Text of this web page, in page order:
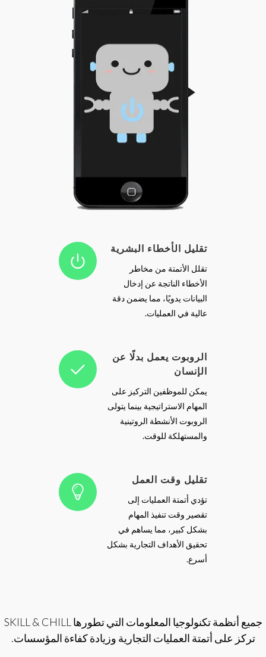
تقليل الأخطاء البشرية
تقلل الأتمتة من مخاطر
الأخطاء الناتجة عن إدخال
البيانات يدويًا، مما يضمن دقة
عالية في العمليات.
الروبوت يعمل بدلًا عن
الإنسان
يمكن للموظفين التركيز على
المهام الاستراتيجية بينما يتولى
الروبوت الأنشطة الروتينية
والمستهلكة للوقت.
تقليل وقت العمل
تؤدي أتمتة العمليات إلى
تقصير وقت تنفيذ المهام
بشكل كبير، مما يساهم في
تحقيق الأهداف التجارية بشكل
أسرع.
جميع أنظمة تكنولوجيا المعلومات التي تطورها SKILL & CHILL
تركز على أتمتة العمليات التجارية وزيادة كفاءة المؤسسات.